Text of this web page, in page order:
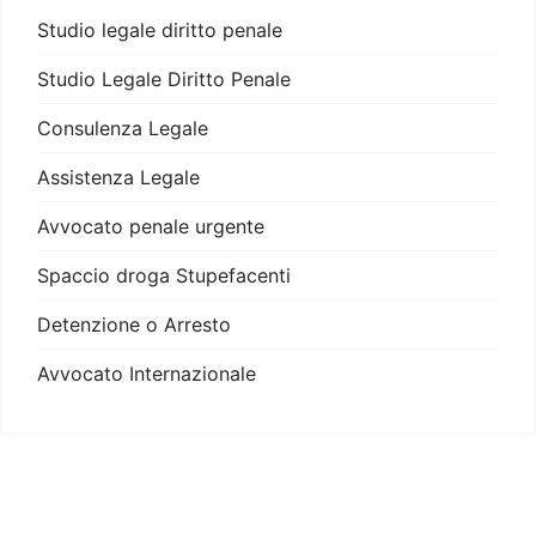
Studio legale diritto penale
Studio Legale Diritto Penale
Consulenza Legale
Assistenza Legale
Avvocato penale urgente
Spaccio droga Stupefacenti
Detenzione o Arresto
Avvocato Internazionale